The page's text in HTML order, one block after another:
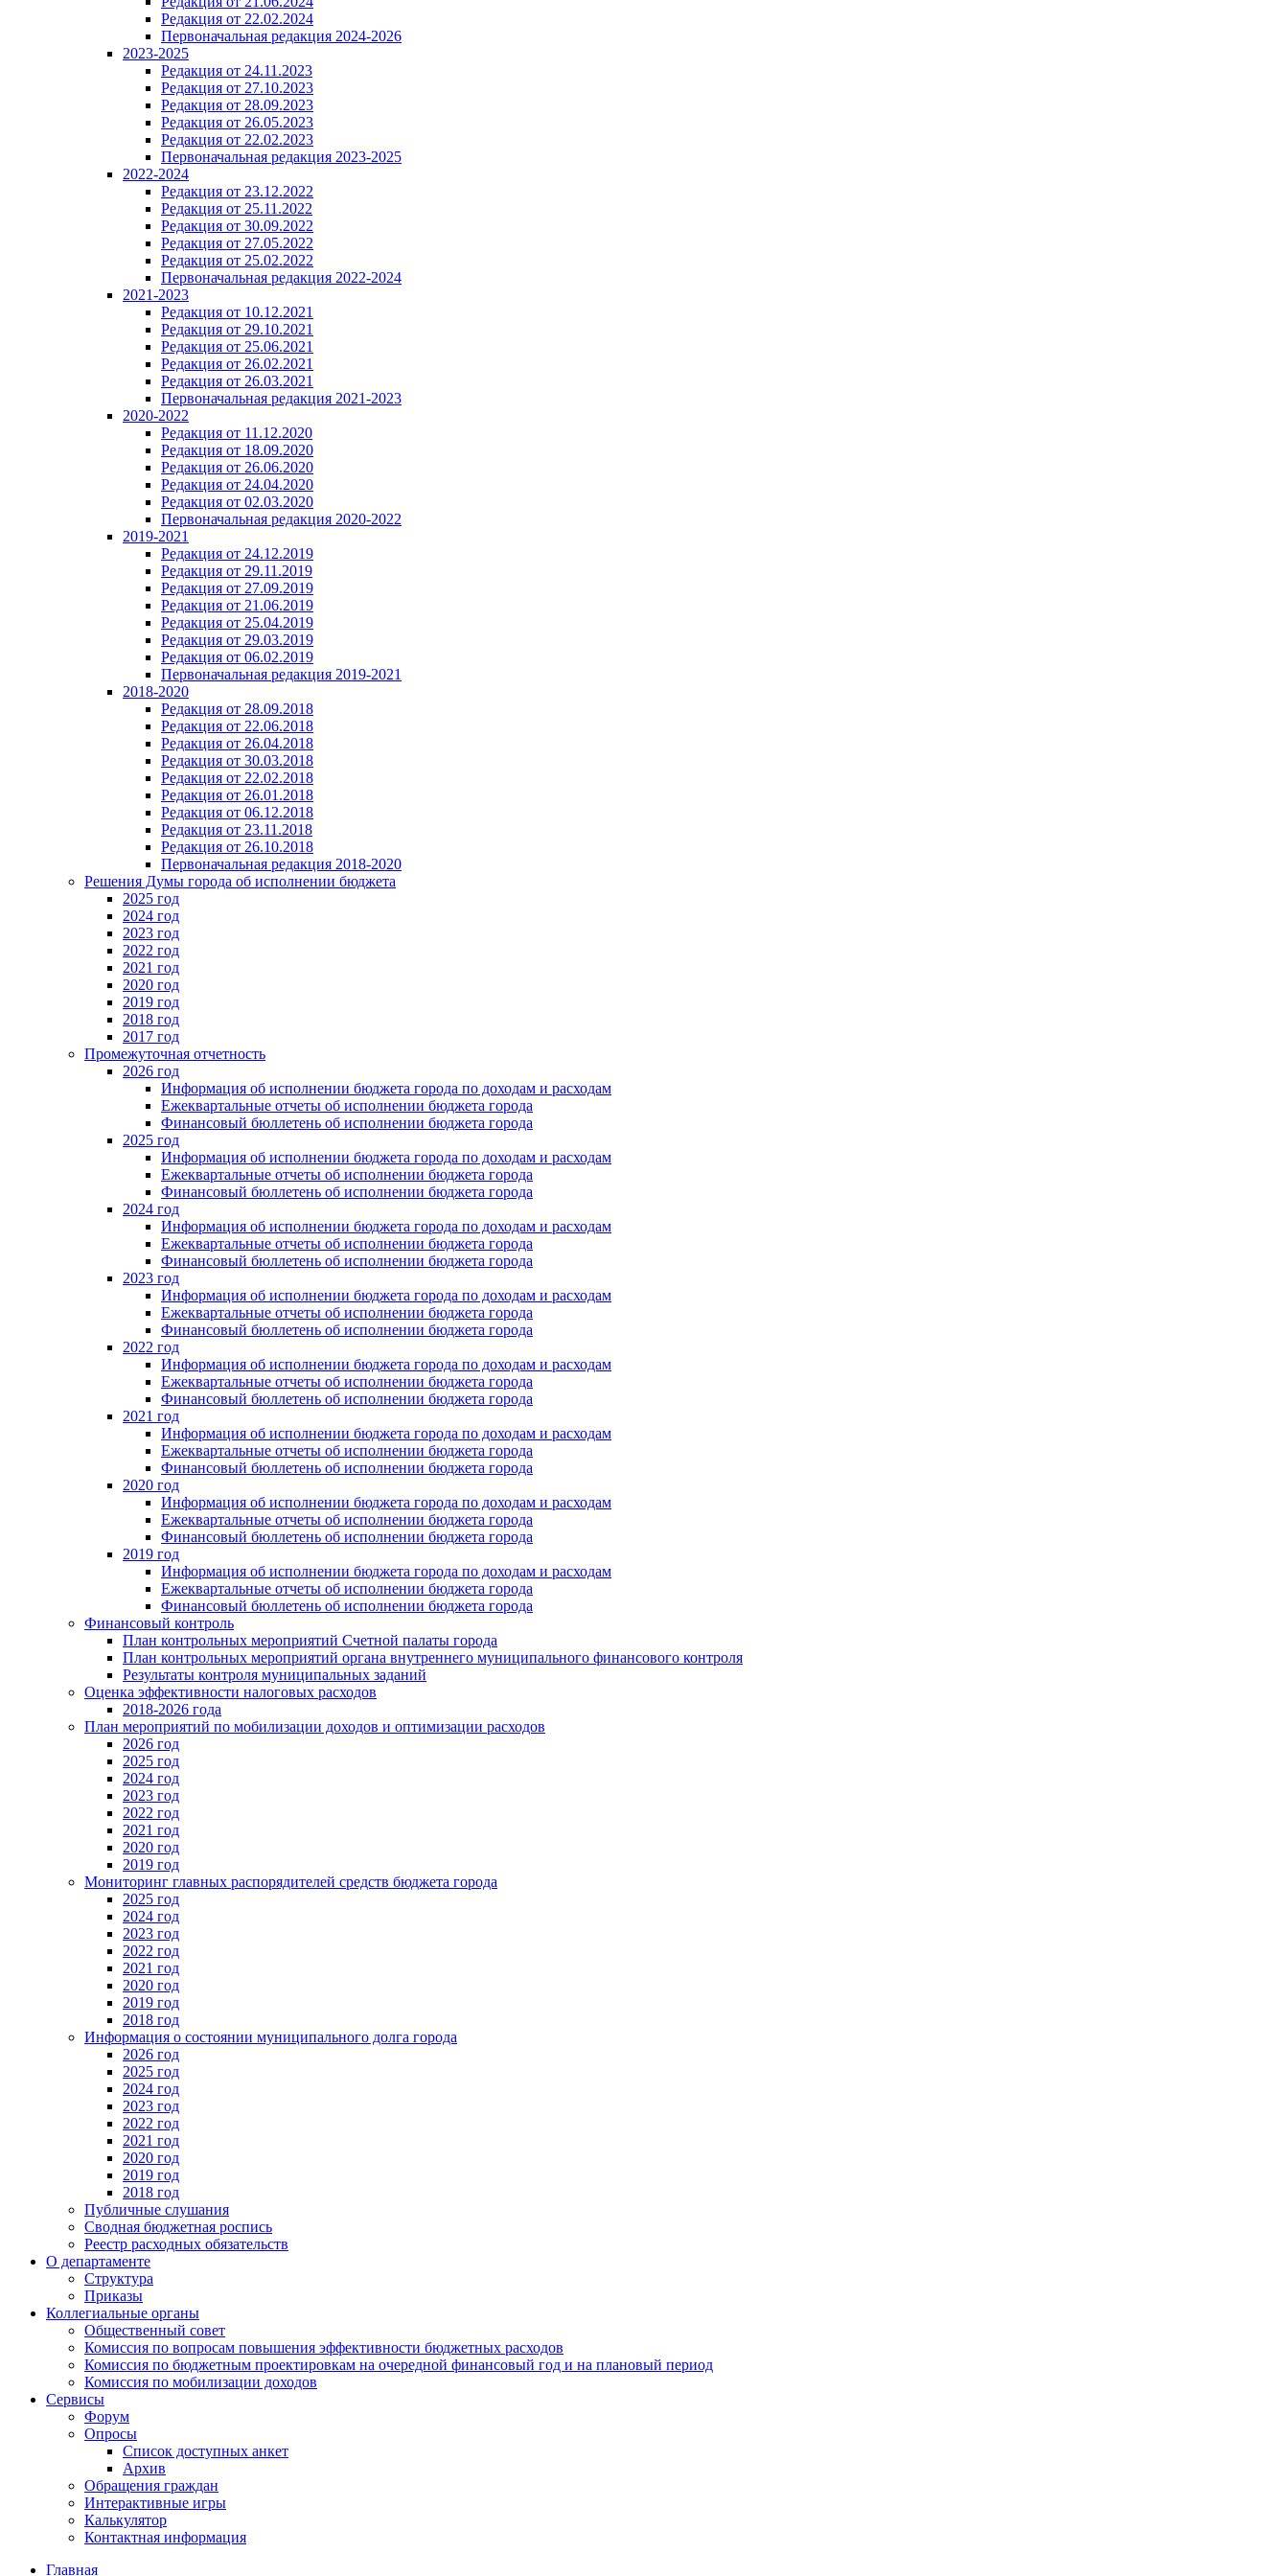
Редакция от 22.02.2024
Первоначальная редакция 2024-2026
2023-2025
Редакция от 24.11.2023
Редакция от 27.10.2023
Редакция от 28.09.2023
Редакция от 26.05.2023
Редакция от 22.02.2023
Первоначальная редакция 2023-2025
2022-2024
Редакция от 23.12.2022
Редакция от 25.11.2022
Редакция от 30.09.2022
Редакция от 27.05.2022
Редакция от 25.02.2022
Первоначальная редакция 2022-2024
2021-2023
Редакция от 10.12.2021
Редакция от 29.10.2021
Редакция от 25.06.2021
Редакция от 26.02.2021
Редакция от 26.03.2021
Первоначальная редакция 2021-2023
2020-2022
Редакция от 11.12.2020
Редакция от 18.09.2020
Редакция от 26.06.2020
Редакция от 24.04.2020
Редакция от 02.03.2020
Первоначальная редакция 2020-2022
2019-2021
Редакция от 24.12.2019
Редакция от 29.11.2019
Редакция от 27.09.2019
Редакция от 21.06.2019
Редакция от 25.04.2019
Редакция от 29.03.2019
Редакция от 06.02.2019
Первоначальная редакция 2019-2021
2018-2020
Редакция от 28.09.2018
Редакция от 22.06.2018
Редакция от 26.04.2018
Редакция от 30.03.2018
Редакция от 22.02.2018
Редакция от 26.01.2018
Редакция от 06.12.2018
Редакция от 23.11.2018
Редакция от 26.10.2018
Первоначальная редакция 2018-2020
Решения Думы города об исполнении бюджета
2025 год
2024 год
2023 год
2022 год
2021 год
2020 год
2019 год
2018 год
2017 год
Промежуточная отчетность
2026 год
Информация об исполнении бюджета города по доходам и расходам
Ежеквартальные отчеты об исполнении бюджета города
Финансовый бюллетень об исполнении бюджета города
2025 год
Информация об исполнении бюджета города по доходам и расходам
Ежеквартальные отчеты об исполнении бюджета города
Финансовый бюллетень об исполнении бюджета города
2024 год
Информация об исполнении бюджета города по доходам и расходам
Ежеквартальные отчеты об исполнении бюджета города
Финансовый бюллетень об исполнении бюджета города
2023 год
Информация об исполнении бюджета города по доходам и расходам
Ежеквартальные отчеты об исполнении бюджета города
Финансовый бюллетень об исполнении бюджета города
2022 год
Информация об исполнении бюджета города по доходам и расходам
Ежеквартальные отчеты об исполнении бюджета города
Финансовый бюллетень об исполнении бюджета города
2021 год
Информация об исполнении бюджета города по доходам и расходам
Ежеквартальные отчеты об исполнении бюджета города
Финансовый бюллетень об исполнении бюджета города
2020 год
Информация об исполнении бюджета города по доходам и расходам
Ежеквартальные отчеты об исполнении бюджета города
Финансовый бюллетень об исполнении бюджета города
2019 год
Информация об исполнении бюджета города по доходам и расходам
Ежеквартальные отчеты об исполнении бюджета города
Финансовый бюллетень об исполнении бюджета города
Финансовый контроль
План контрольных мероприятий Счетной палаты города
План контрольных мероприятий органа внутреннего муниципального финансового контроля
Результаты контроля муниципальных заданий
Оценка эффективности налоговых расходов
2018-2026 года
План мероприятий по мобилизации доходов и оптимизации расходов
2026 год
2025 год
2024 год
2023 год
2022 год
2021 год
2020 год
2019 год
Мониторинг главных распорядителей средств бюджета города
2025 год
2024 год
2023 год
2022 год
2021 год
2020 год
2019 год
2018 год
Информация о состоянии муниципального долга города
2026 год
2025 год
2024 год
2023 год
2022 год
2021 год
2020 год
2019 год
2018 год
Публичные слушания
Сводная бюджетная роспись
Реестр расходных обязательств
О департаменте
Структура
Приказы
Коллегиальные органы
Общественный совет
Комиссия по вопросам повышения эффективности бюджетных расходов
Комиссия по бюджетным проектировкам на очередной финансовый год и на плановый период
Комиссия по мобилизации доходов
Сервисы
Форум
Опросы
Список доступных анкет
Архив
Обращения граждан
Интерактивные игры
Калькулятор
Контактная информация
Главная